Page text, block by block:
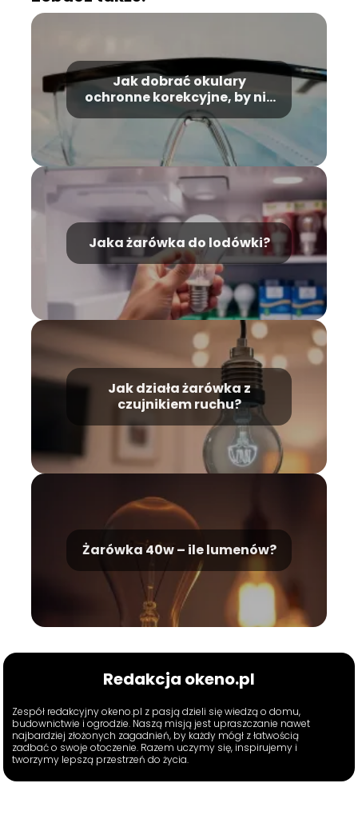
Jak dobrać okulary
ochronne korekcyjne, by nie
przeszkadzały podczas
wielogodzinnej pracy
fizycznej?
Jaka żarówka do lodówki?
Jak działa żarówka z
czujnikiem ruchu?
Żarówka 40w – ile lumenów?
Redakcja okeno.pl
Zespół redakcyjny okeno.pl z pasją dzieli się wiedzą o domu,
budownictwie i ogrodzie. Naszą misją jest upraszczanie nawet
najbardziej złożonych zagadnień, by każdy mógł z łatwością
zadbać o swoje otoczenie. Razem uczymy się, inspirujemy i
tworzymy lepszą przestrzeń do życia.